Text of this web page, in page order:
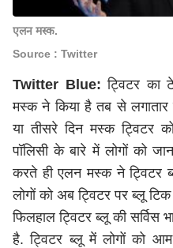
एलन मस्क.
Source : Twitter
Twitter Blue:ट्विटर
मस्क ने किया है तब से लगातार
या तीसरे दिन मस्क ट्विटर
पॉलिसी के बारे में लोगों को
करते ही एलन मस्क ने ट्विटर
लोगों को अब ट्विटर पर ब्लू
फिलहाल ट्विटर ब्लू की
है. ट्विटर ब्लू में लोगों को